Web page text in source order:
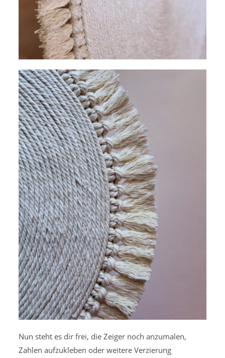
Nun steht es dir frei, die Zeiger noch anzumalen,
Zahlen aufzukleben oder weitere Verzierung